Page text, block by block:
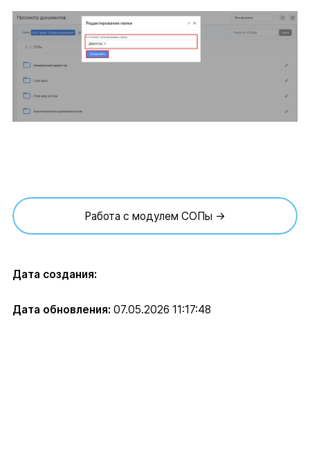
Работа с модулем СОПы →
Дата создания:
Дата обновления: 07.05.2026 11:17:48